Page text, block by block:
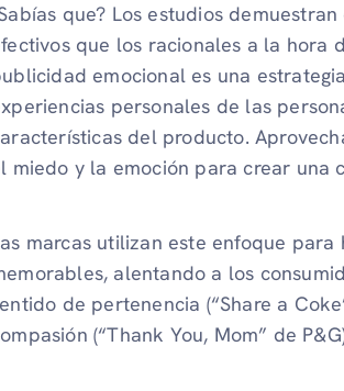
que? Los estudios
que los racionales a la hora
emocional es una
personales de las
del producto.
miedo y la emoción para crear una
marcas utilizan este enfoque
alentando a los
de pertenencia (“Share a
(“Thank You, Mom” de